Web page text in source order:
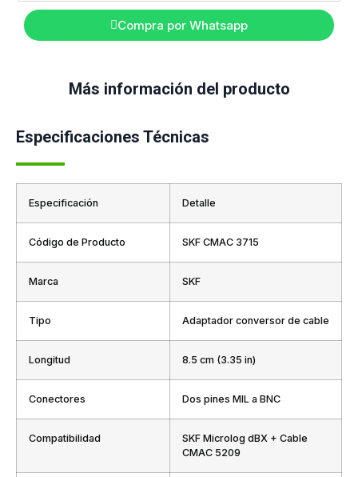
Compra por Whatsapp
Más información del producto
Especificaciones Técnicas
Especificación Detalle
Código de Producto SKF CMAC 3715
Marca SKF
Tipo Adaptador conversor de cable
Longitud 8.5 cm (3.35 in)
Conectores Dos pines MIL a BNC
Compatibilidad
SKF Microlog dBX + Cable
CMAC 5209